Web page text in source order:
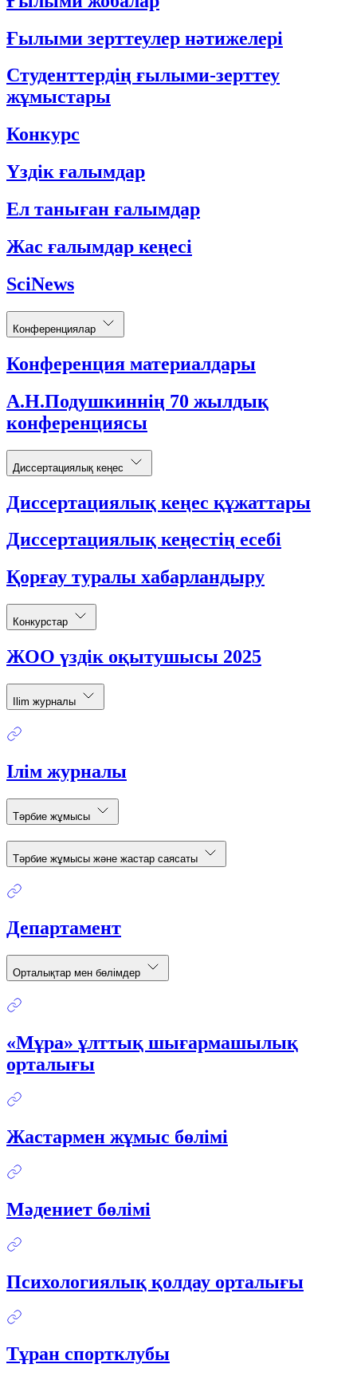
Ғылыми зерттеулер нәтижелері
Студенттердің ғылыми-зерттеу
жұмыстары
Конкурс
Үздік ғалымдар
Ел таныған ғалымдар
Жас ғалымдар кеңесі
SciNews
Конференциялар
Конференция материалдары
А.Н.Подушкиннің 70 жылдық
конференциясы
Диссертациялық кеңес
Диссертациялық кеңес құжаттары
Диссертациялық кеңестің есебі
Қорғау туралы хабарландыру
Конкурстар
ЖОО үздік оқытушысы 2025
Ilim журналы
Ілім журналы
Тәрбие жұмысы
Тәрбие жұмысы және жастар саясаты
Департамент
Орталықтар мен бөлімдер
«Мұра» ұлттық шығармашылық
орталығы
Жастармен жұмыс бөлімі
Мәдениет бөлімі
Психологиялық қолдау орталығы
Тұран спортклубы